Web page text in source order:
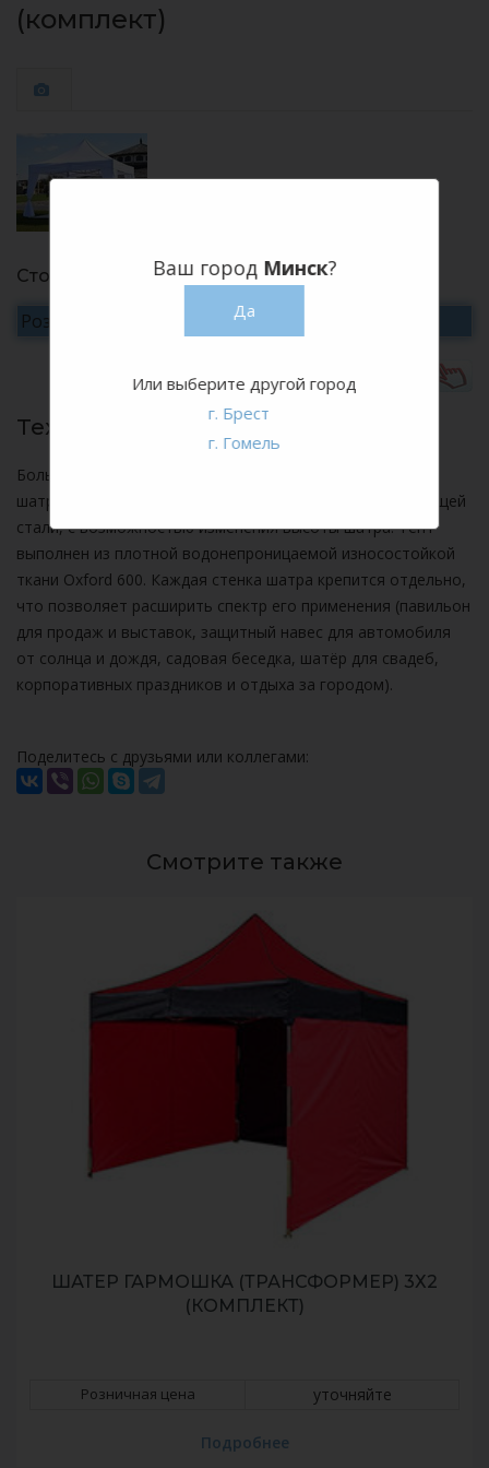
(комплект)
Стоимость
Розничная цена уточняйте
Хотите арендовать?
Технические характеристики:
Большой выбор размеров и расцветок универсальных
шатров. Каркас изготовлен из оцинкованной нержавеющей
стали, с возможностью изменения высоты шатра. Тент
выполнен из плотной водонепроницаемой износостойкой
ткани Oxford 600. Каждая стенка шатра крепится отдельно,
что позволяет расширить спектр его применения (павильон
для продаж и выставок, защитный навес для автомобиля
от солнца и дождя, садовая беседка, шатёр для свадеб,
корпоративных праздников и отдыха за городом).
Поделитесь с друзьями или коллегами:
Смотрите также
ШАТЕР ГАРМОШКА (ТРАНСФОРМЕР) 3Х2
(КОМПЛЕКТ)
Розничная цена уточняйте
Подробнее
Ваш город Минск?
Да
Или выберите другой город
г. Брест
г. Гомель